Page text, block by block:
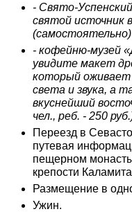
- Свято-
святой источник
(самостоятельно)
- кофейню-музей
увидите макет
который
света и звука, а
вкуснейший
чел., реб. - 250
Переезд в
путевая
пещерном
крепости
Размещение в
Ужин.